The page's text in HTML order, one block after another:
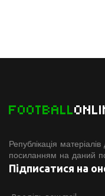
FOOTBALL
Републікація
посиланням на даний
Підписатися на